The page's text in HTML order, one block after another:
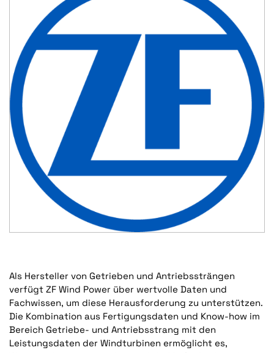
Als Hersteller von Getrieben und Antriebssträngen
verfügt ZF Wind Power über wertvolle Daten und
Fachwissen, um diese Herausforderung zu unterstützen.
Die Kombination aus Fertigungsdaten und Know-how im
Bereich Getriebe- und Antriebsstrang mit den
Leistungsdaten der Windturbinen ermöglicht es,